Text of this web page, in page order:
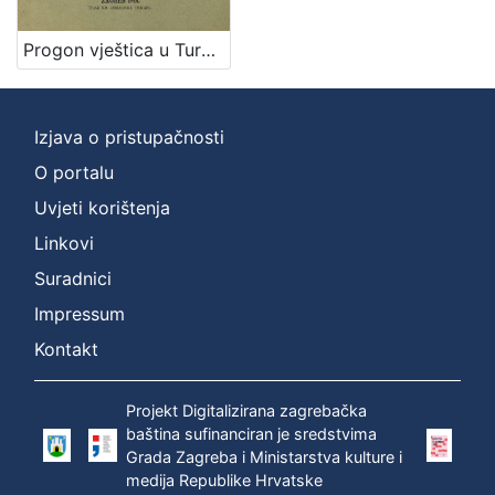
Progon vještica u Turopolju : kulturno-historijski prikaz / napisao Emilij Laszowski
Izjava o pristupačnosti
O portalu
Uvjeti korištenja
Linkovi
Suradnici
Impressum
Kontakt
Projekt Digitalizirana zagrebačka
baština sufinanciran je sredstvima
Grada Zagreba i Ministarstva kulture i
medija Republike Hrvatske